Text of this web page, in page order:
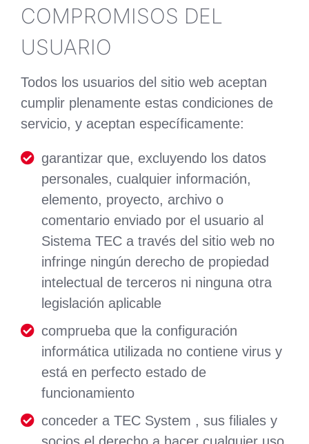
COMPROMISOS DEL
USUARIO
Todos los usuarios del sitio web aceptan
cumplir plenamente estas condiciones de
servicio, y aceptan específicamente:
garantizar que, excluyendo los datos
personales, cualquier información,
elemento, proyecto, archivo o
comentario enviado por el usuario al
Sistema TEC a través del sitio web no
infringe ningún derecho de propiedad
intelectual de terceros ni ninguna otra
legislación aplicable
comprueba que la configuración
informática utilizada no contiene virus y
está en perfecto estado de
funcionamiento
conceder a TEC System , sus filiales y